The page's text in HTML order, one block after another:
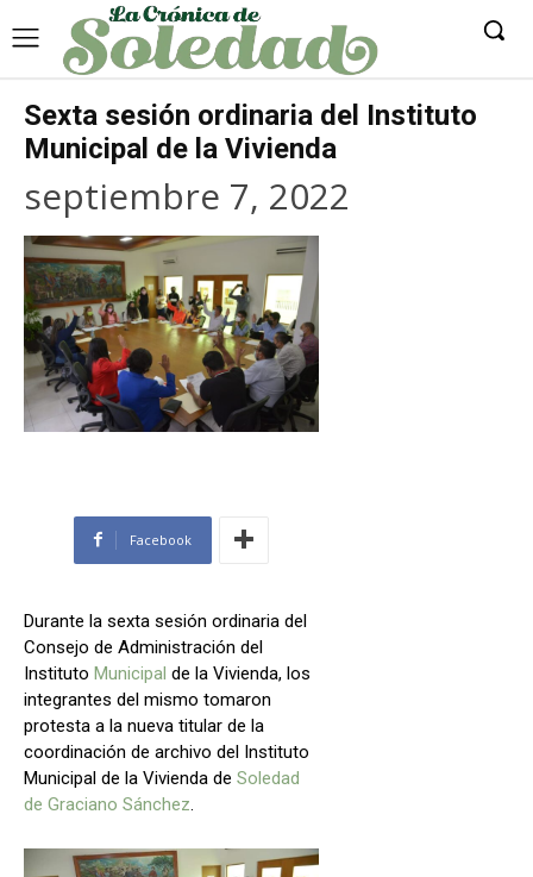
Sexta sesión ordinaria del Instituto
Municipal de la Vivienda
septiembre 7, 2022
Facebook
Durante la sexta sesión ordinaria del
Consejo de Administración del
Instituto Municipal de la Vivienda, los
integrantes del mismo tomaron
protesta a la nueva titular de la
coordinación de archivo del Instituto
Municipal de la Vivienda de Soledad
de Graciano Sánchez.